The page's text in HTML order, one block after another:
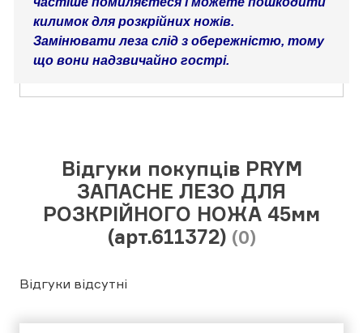
килимок для розкрійних ножів.
Замінювати леза слід з обережністю, тому
що вони надзвичайно гострі.
Відгуки покупців PRYM
ЗАПАСНЕ ЛЕЗО ДЛЯ
РОЗКРІЙНОГО НОЖА 45мм
(арт.611372) (0)
Відгуки відсутні